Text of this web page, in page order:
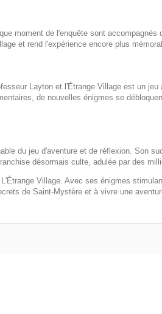
moment de l'enquête sont
et rend l'expérience encore plus
Layton et l'Étrange Village est un jeu
de nouvelles énigmes se
du jeu d'aventure et de réflexion. Son
désormais culte, adulée par des
L'Étrange Village. Avec ses énigmes
de Saint-Mystère et à vivre une